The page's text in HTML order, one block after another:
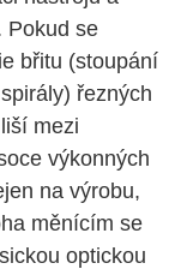
Pokud se
břitu (stoupání
řezných
mezi
výkonných
na výrobu,
měnícím se
optickou